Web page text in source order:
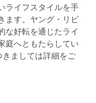
ライフスタイルを手
ます。ヤング・リビ
な好転を通じたライ
庭へともたらしてい
きましては詳細をご